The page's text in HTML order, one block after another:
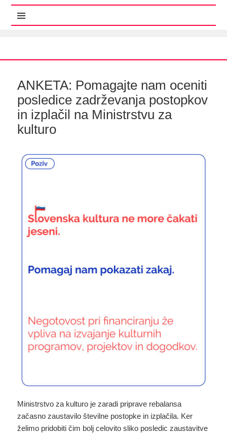
ANKETA: Pomagajte nam oceniti
posledice zadrževanja postopkov
in izplačil na Ministrstvu za
kulturo
Ministrstvo za kulturo je zaradi priprave rebalansa
začasno zaustavilo številne postopke in izplačila. Ker
želimo pridobiti čim bolj celovito sliko posledic zaustavitve